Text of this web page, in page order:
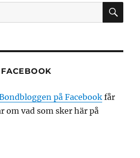
på Facebookfår
om vad som sker här på